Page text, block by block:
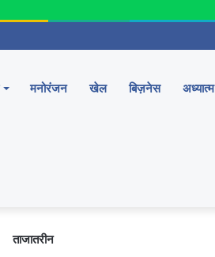
मनोरंजन खेल बिज़नेस अध्यात्म
ताजातरीन